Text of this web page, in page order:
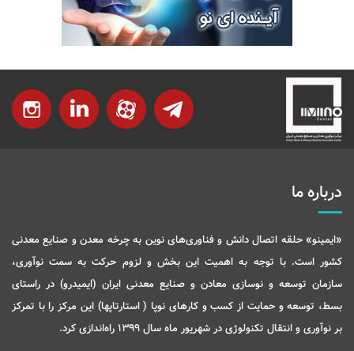
درباره ما
«ایمینو» حلقه اتصال دانش و فناوری‌های نوین به چرخه معدن و صنایع معدنی
کشور است. با توجه به اهمیت این بخش و لزوم حرکت به سمت نوآوری،
سازمان توسعه و نوسازی معادن و صنایع معدنی ایران (ایمیدرو) در راستای
بسط، توسعه و حمایت از کسب و کارهای نوپا ( استارتاپها) این مرکز را با تمرکز
بر نوآوری و انتقال تکنولوژی در شهریور ماه سال 1399 راه‌اندازی کرد.